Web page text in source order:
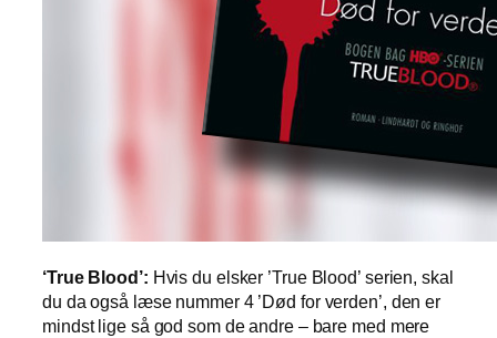
‘True Blood’: Hvis du elsker ’True Blood’ serien, skal
du da også læse nummer 4 ’Død for verden’, den er
mindst lige så god som de andre – bare med mere